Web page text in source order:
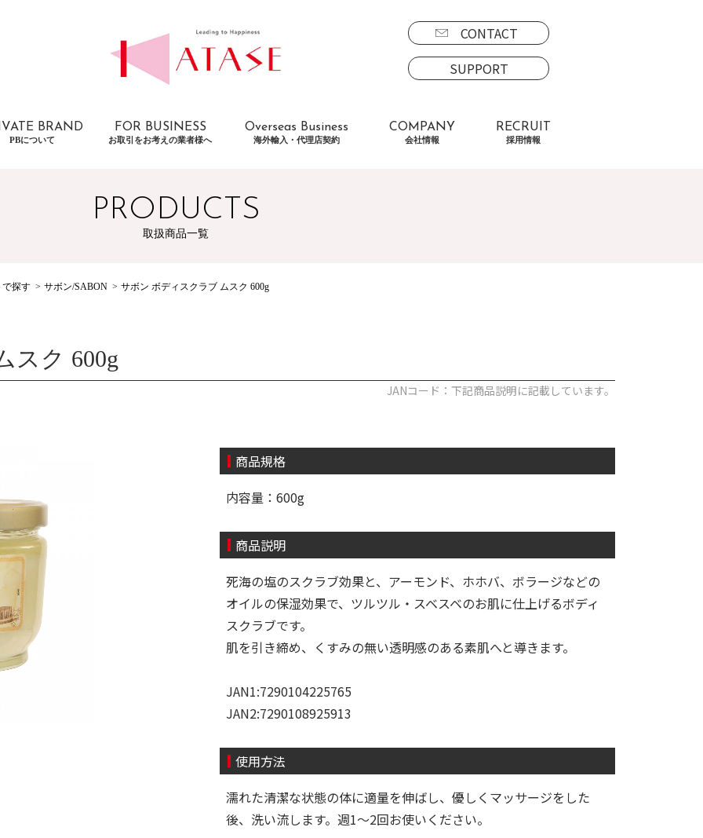
CONTACT
SUPPORT
BRAND
PBについて
FOR BUSINESS
お取引をお考えの業者様へ
Overseas Business
海外輸入・代理店契約
COMPANY
会社情報
RECRUIT
採用情報
PRODUCTS
取扱商品一覧
で探す サボン/SABON サボン ボディスクラブ ムスク 600g
スク 600g
JANコード：下記商品説明に記載しています。
商品規格
内容量：600g
商品説明
死海の塩のスクラブ効果と、アーモンド、ホホバ、ボラージなどの
オイルの保湿効果で、ツルツル・スベスベのお肌に仕上げるボディ
スクラブです。
肌を引き締め、くすみの無い透明感のある素肌へと導きます。
JAN1:7290104225765
JAN2:7290108925913
使用方法
濡れた清潔な状態の体に適量を伸ばし、優しくマッサージをした
後、洗い流します。週1〜2回お使いください。